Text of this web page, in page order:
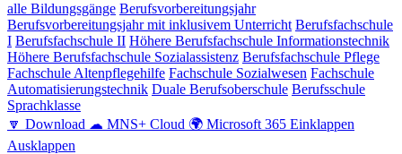
alle Bildungsgänge Berufsvorbereitungsjahr
Berufsvorbereitungsjahr mit inklusivem Unterricht Berufsfachschule
I Berufsfachschule II Höhere Berufsfachschule Informationstechnik
Höhere Berufsfachschule Sozialassistenz Berufsfachschule Pflege
Fachschule Altenpflegehilfe Fachschule Sozialwesen Fachschule
Automatisierungstechnik Duale Berufsoberschule Berufsschule
Sprachklasse
🔽 Download ☁ MNS+ Cloud 🌍 Microsoft 365 Einklappen
Ausklappen